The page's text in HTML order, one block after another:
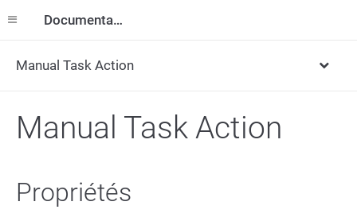
Documentation
Manual Task Action
Manual Task Action
Propriétés